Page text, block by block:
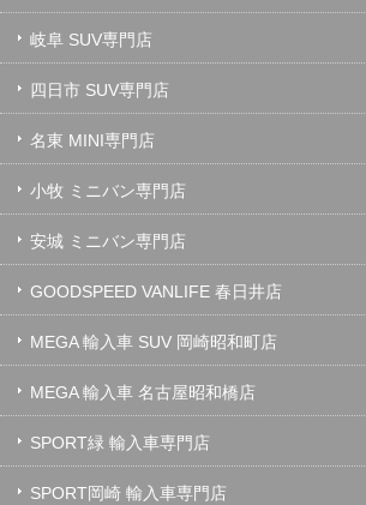
岐阜 SUV専門店
四日市 SUV専門店
名東 MINI専門店
小牧 ミニバン専門店
安城 ミニバン専門店
GOODSPEED VANLIFE 春日井店
MEGA 輸入車 SUV 岡崎昭和町店
MEGA 輸入車 名古屋昭和橋店
SPORT緑 輸入車専門店
SPORT岡崎 輸入車専門店